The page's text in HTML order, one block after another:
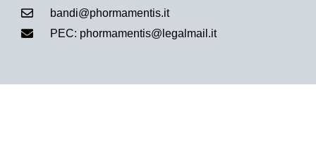
bandi@phormamentis.it
PEC: phormamentis@legalmail.it